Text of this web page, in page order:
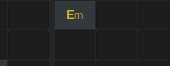
Em